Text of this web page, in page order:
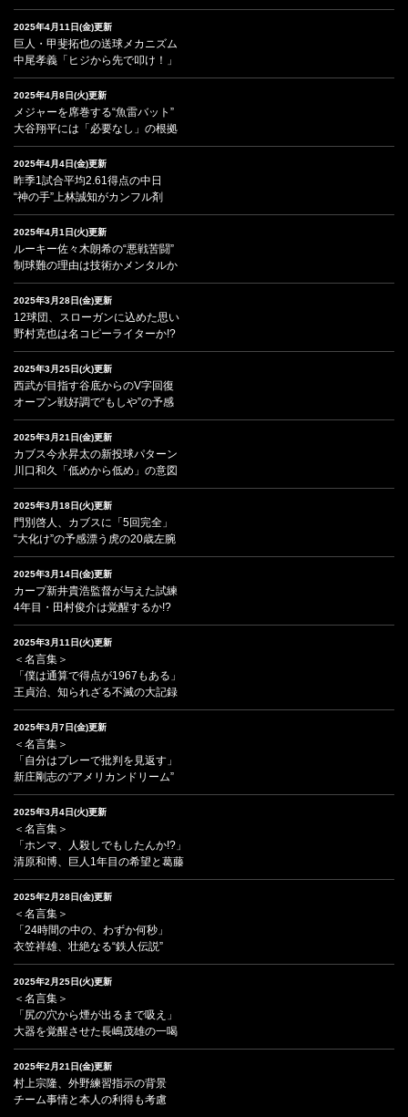
2025年4月11日(金)更新
巨人・甲斐拓也の送球メカニズム
中尾孝義「ヒジから先で叩け！」
2025年4月8日(火)更新
メジャーを席巻する“魚雷バット”
大谷翔平には「必要なし」の根拠
2025年4月4日(金)更新
昨季1試合平均2.61得点の中日
“神の手”上林誠知がカンフル剤
2025年4月1日(火)更新
ルーキー佐々木朗希の“悪戦苦闘”
制球難の理由は技術かメンタルか
2025年3月28日(金)更新
12球団、スローガンに込めた思い
野村克也は名コピーライターか!?
2025年3月25日(火)更新
西武が目指す谷底からのV字回復
オープン戦好調で“もしや”の予感
2025年3月21日(金)更新
カブス今永昇太の新投球パターン
川口和久「低めから低め」の意図
2025年3月18日(火)更新
門別啓人、カブスに「5回完全」
“大化け”の予感漂う虎の20歳左腕
2025年3月14日(金)更新
カープ新井貴浩監督が与えた試練
4年目・田村俊介は覚醒するか!?
2025年3月11日(火)更新
＜名言集＞
「僕は通算で得点が1967もある」
王貞治、知られざる不滅の大記録
2025年3月7日(金)更新
＜名言集＞
「自分はプレーで批判を見返す」
新庄剛志の“アメリカンドリーム”
2025年3月4日(火)更新
＜名言集＞
「ホンマ、人殺しでもしたんか!?」
清原和博、巨人1年目の希望と葛藤
2025年2月28日(金)更新
＜名言集＞
「24時間の中の、わずか何秒」
衣笠祥雄、壮絶なる“鉄人伝説”
2025年2月25日(火)更新
＜名言集＞
「尻の穴から煙が出るまで吸え」
大器を覚醒させた長嶋茂雄の一喝
2025年2月21日(金)更新
村上宗隆、外野練習指示の背景
チーム事情と本人の利得も考慮